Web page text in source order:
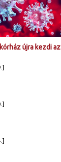
újra kezdi az